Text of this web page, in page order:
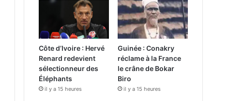
Côte d’Ivoire : Hervé
Renard redevient
sélectionneur des
Éléphants
il y a 15 heures
Guinée : Conakry
réclame à la France
le crâne de Bokar
Biro
il y a 15 heures